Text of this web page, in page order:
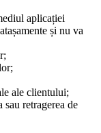
aplicației
și nu va
ale clientului;
retragerea de